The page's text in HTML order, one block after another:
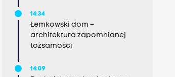
14:34
Łemkowski dom –
architektura zapomnianej
tożsamości
14:09